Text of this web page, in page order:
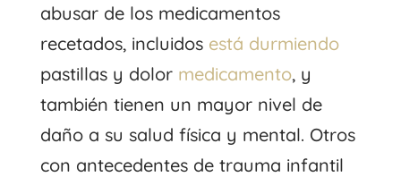
abusar de los medicamentos
recetados, incluidos está durmiendo
pastillas y dolor medicamento, y
también tienen un mayor nivel de
daño a su salud física y mental. Otros
con antecedentes de trauma infantil